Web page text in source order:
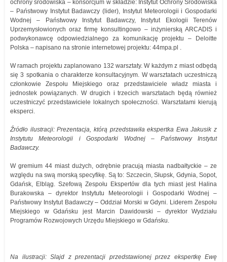
ochrony środowiska – konsorcjum w składzie: Instytut Ochrony Środowiska
– Państwowy Instytut Badawczy (lider), Instytut Meteorologii i Gospodarki
Wodnej – Państwowy Instytut Badawczy, Instytut Ekologii Terenów
Uprzemysłowionych oraz firmę konsultingowo – inżynierską ARCADIS i
podwykonawcę odpowiedzialnego za komunikację projektu – Deloitte
Polska – napisano na stronie internetowej projektu: 44mpa.pl .
W ramach projektu zaplanowano 132 warsztaty. W każdym z miast odbędą
się 3 spotkania o charakterze konsultacyjnym. W warsztatach uczestniczą
członkowie Zespołu Miejskiego oraz przedstawiciele władz miasta i
jednostek powiązanych. W drugich i trzecich warsztatach będą również
uczestniczyć przedstawiciele lokalnych społeczności. Warsztatami kierują
eksperci.
Źródło ilustracji: Prezentacja, którą przedstawiła ekspertka Ewa Jakusik z
Instytutu Meteorologii i Gospodarki Wodnej – Państwowy Instytut
Badawczy.
W gremium 44 miast dużych, odrębnie pracują miasta nadbałtyckie – ze
względu na swą morską specyfikę. Są to: Szczecin, Słupsk, Gdynia, Sopot,
Gdańsk, Elbląg. Szefową Zespołu Ekspertów dla tych miast jest Halina
Burakowska – dyrektor Instytutu Meteorologii i Gospodarki Wodnej –
Państwowy Instytut Badawczy – Oddział Morski w Gdyni. Liderem Zespołu
Miejskiego w Gdańsku jest Marcin Dawidowski – dyrektor Wydziału
Programów Rozwojowych Urzędu Miejskiego w Gdańsku.
Na ilustracji: Slajd z prezentacji przedstawionej przez ekspertkę Ewę